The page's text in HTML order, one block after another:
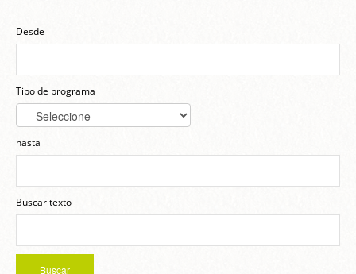
Desde
Tipo de programa
hasta
Buscar texto